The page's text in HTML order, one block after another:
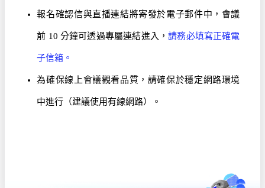
報名確認信與直播連結將寄發於電子郵件中，會議
前 10 分鐘可透過專屬連結進入，請務必填寫正確電
子信箱。
為確保線上會議觀看品質，請確保於穩定網路環境
中進行（建議使用有線網路）。